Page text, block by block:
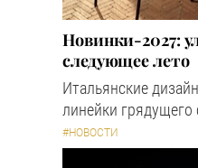
Новинки-2027:
следующее лето
Итальянские
линейки грядущего
#НОВОСТИ